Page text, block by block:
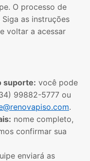
O processo de
as instruções
voltar a acessar
suporte: você pode
99882-5777 ou
.
nome completo,
confirmar sua
enviará as